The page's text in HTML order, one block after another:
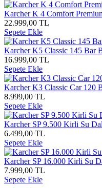
Karcher K 4 Comfort
22.999,00 TL
Sepete Ekle
Karcher K5 Classic 145 Bar
16.999,00 TL
Sepete Ekle
Karcher K3 Classic Car 120
8.999,00 TL
Sepete Ekle
Karcher SP 9.500 Kirli Su
6.499,00 TL
Sepete Ekle
Karcher SP 16.000 Kirli Su
7.999,00 TL
Sepete Ekle